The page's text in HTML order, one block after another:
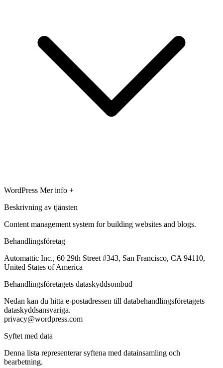
WordPress Mer info +
Beskrivning av tjänsten
Content management system for building websites and blogs.
Behandlingsföretag
Automattic Inc., 60 29th Street #343, San Francisco, CA 94110,
United States of America
Behandlingsföretagets dataskyddsombud
Nedan kan du hitta e-postadressen till databehandlingsföretagets
dataskyddsansvariga.
privacy@wordpress.com
Syftet med data
Denna lista representerar syftena med datainsamling och
bearbetning.